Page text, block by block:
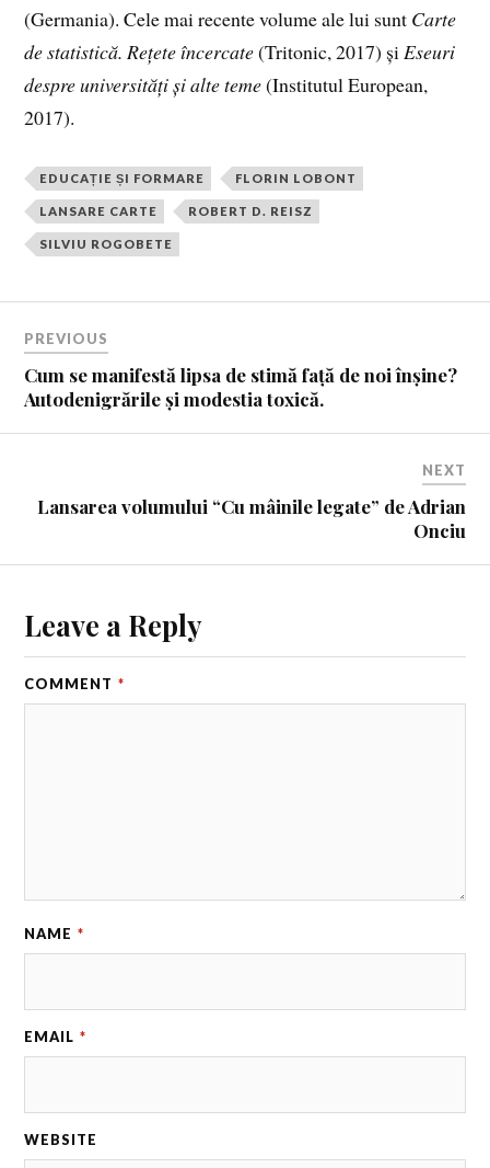
(Germania). Cele mai recente volume ale lui sunt Carte
de statistică. Rețete încercate(Tritonic, 2017) șiEseuri
despre universități și alte teme(Institutul European,
2017).
EDUCAȚIE ȘI FORMARE FLORIN LOBONT
LANSARE CARTE ROBERT D. REISZ
SILVIU ROGOBETE
PREVIOUS
Cum se manifestă lipsa de stimă față de noi înșine?
Autodenigrările și modestia toxică.
NEXT
Lansarea volumului “Cu mâinile legate” de Adrian
Onciu
Leave a Reply
COMMENT *
NAME *
EMAIL *
WEBSITE